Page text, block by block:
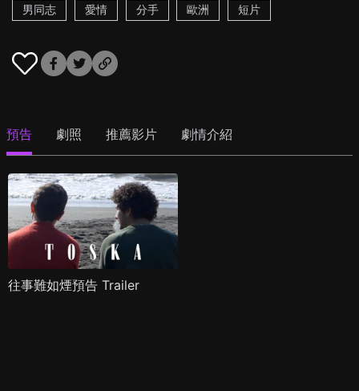
男同志
愛情 分手 歐洲 短片
預告 劇照 推薦影片 劇情介紹
往事難如煙預告 Trailer